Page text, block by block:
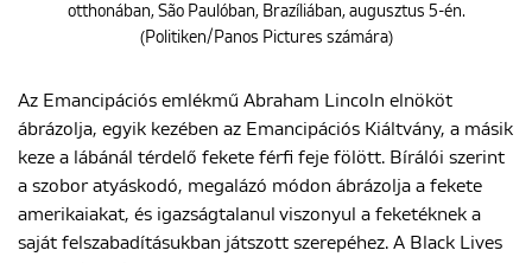
otthonában, São Paulóban, Brazíliában, augusztus 5-én.
(Politiken/Panos Pictures számára)
Az Emancipációs emlékmű Abraham Lincoln elnököt
ábrázolja, egyik kezében az Emancipációs Kiáltvány, a másik
keze a lábánál térdelő fekete férfi feje fölött. Bírálói szerint
a szobor atyáskodó, megalázó módon ábrázolja a fekete
amerikaiakat, és igazságtalanul viszonyul a feketéknek a
saját felszabadításukban játszott szerepéhez. A Black Lives